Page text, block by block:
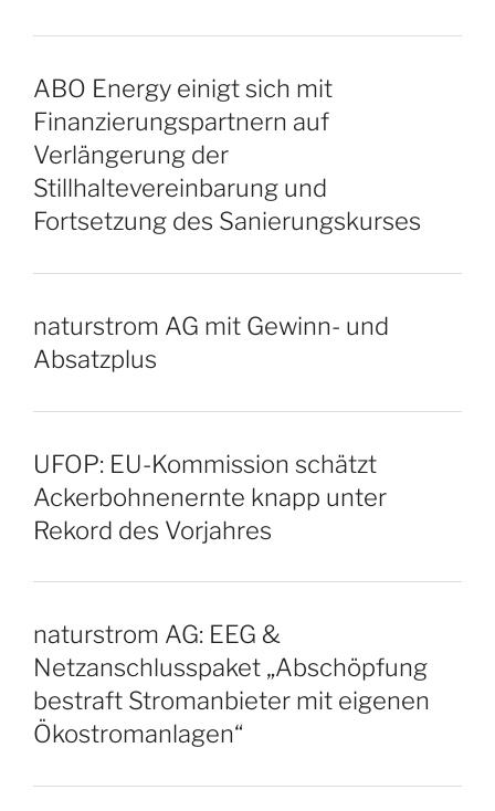
ABO Energy einigt sich mit
Finanzierungspartnern auf
Verlängerung der
Stillhaltevereinbarung und
Fortsetzung des Sanierungskurses
naturstrom AG mit Gewinn- und
Absatzplus
UFOP: EU-Kommission schätzt
Ackerbohnenernte knapp unter
Rekord des Vorjahres
naturstrom AG: EEG &
Netzanschlusspaket „Abschöpfung
bestraft Stromanbieter mit eigenen
Ökostromanlagen“